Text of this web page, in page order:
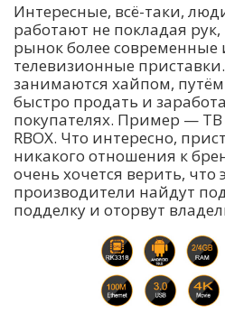
Интересные, всё-таки,
работают не покладая
рынок более
телевизионные
занимаются хайпом,
быстро продать и
покупателях. Пример — ТВ
RBOX. Что интересно,
никакого отношения к
очень хочется верить, что
производители найдут
подделку и оторвут